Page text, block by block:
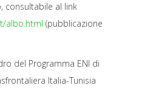
consultabile al link
albo.html (pubblicazione
del Programma ENI di
Italia-Tunisia